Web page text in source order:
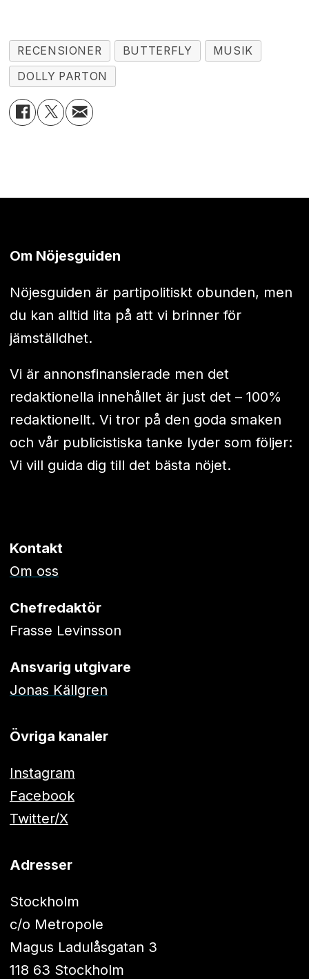
RECENSIONER BUTTERFLY
MUSIK
DOLLY PARTON
Om Nöjesguiden
Nöjesguiden är partipolitiskt obunden, men
du kan alltid lita på att vi brinner för
jämställdhet.
Vi är annonsfinansierade men det
redaktionella innehållet är just det – 100%
redaktionellt. Vi tror på den goda smaken
och vår publicistiska tanke lyder som följer:
Vi vill guida dig till det bästa nöjet.
Kontakt
Om oss
Chefredaktör
Frasse Levinsson
Ansvarig utgivare
Jonas Källgren
Övriga kanaler
Instagram
Facebook
Twitter/X
Adresser
Stockholm
c/o Metropole
Magus Ladulåsgatan 3
118 63 Stockholm